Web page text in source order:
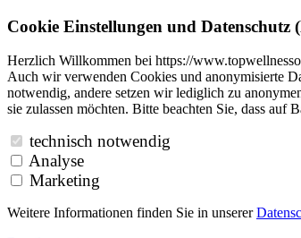
Cookie Einstellungen und Datenschutz
Herzlich Willkommen bei https://
Auch wir verwenden Cookies und anonymisierte
notwendig, andere setzen wir lediglich zu
sie zulassen möchten. Bitte beachten Sie, dass
technisch notwendig
Analyse
Marketing
Weitere Informationen finden Sie in unserer